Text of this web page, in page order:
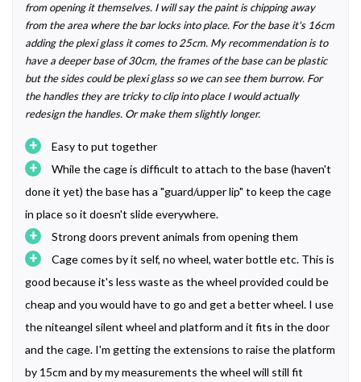
from opening it themselves. I will say the paint is chipping away
from the area where the bar locks into place. For the base it's 16cm
adding the plexi glass it comes to 25cm. My recommendation is to
have a deeper base of 30cm, the frames of the base can be plastic
but the sides could be plexi glass so we can see them burrow. For
the handles they are tricky to clip into place I would actually
redesign the handles. Or make them slightly longer.
+ Easy to put together
+
While the cage is difficult to attach to the base (haven't
done it yet) the base has a "guard/upper lip" to keep the cage
in place so it doesn't slide everywhere.
+ Strong doors prevent animals from opening them
+
Cage comes by it self, no wheel, water bottle etc. This is
good because it's less waste as the wheel provided could be
cheap and you would have to go and get a better wheel. I use
the niteangel silent wheel and platform and it fits in the door
and the cage. I'm getting the extensions to raise the platform
by 15cm and by my measurements the wheel will still fit